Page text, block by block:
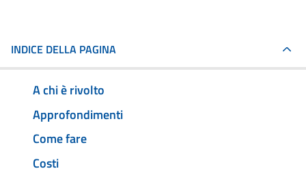
INDICE DELLA PAGINA
A chi è rivolto
Approfondimenti
Come fare
Costi